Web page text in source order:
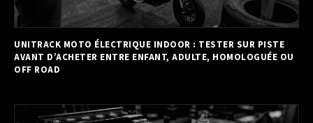
UNITRACK MOTO ÉLECTRIQUE INDOOR : TESTER SUR PISTE
AVANT D’ACHETER ENTRE ENFANT, ADULTE, HOMOLOGUÉE OU
OFF ROAD